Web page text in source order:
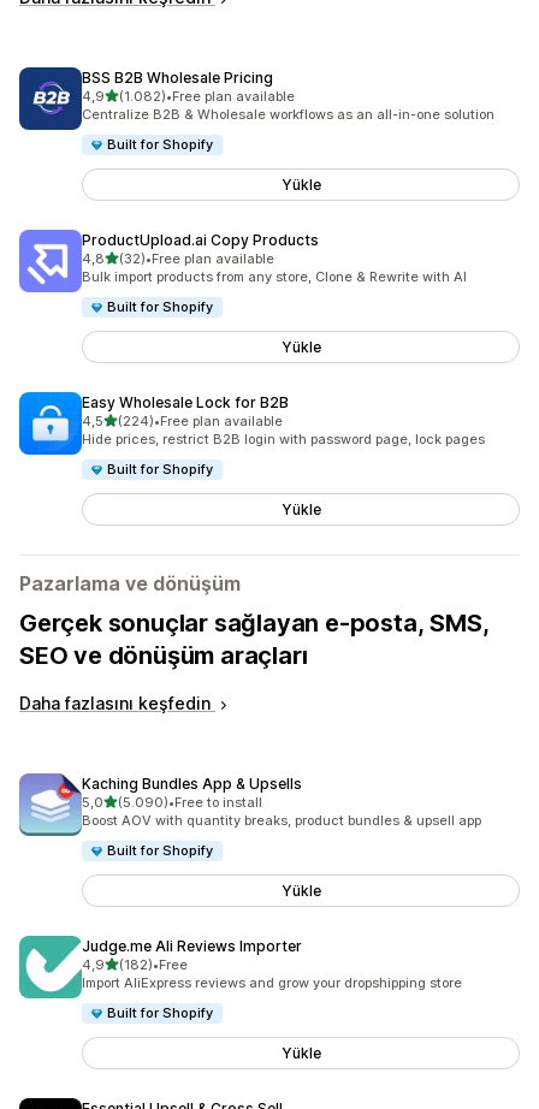
BSS B2B Wholesale Pricing
4,95 yıldız üzerinden
(1.082)
toplam 1082 değerlendirme
•Free plan available
Centralize B2B & Wholesale workflows as an all-in-one solution
Built for Shopify
Yükle
ProductUpload.ai Copy Products
4,85 yıldız üzerinden
(32)
toplam 32 değerlendirme
•Free plan available
Bulk import products from any store, Clone & Rewrite with AI
Built for Shopify
Yükle
Easy Wholesale Lock for B2B
4,55 yıldız üzerinden
(224)
toplam 224 değerlendirme
•Free plan available
Hide prices, restrict B2B login with password page, lock pages
Built for Shopify
Yükle
Pazarlama ve dönüşüm
Gerçek sonuçlar sağlayan e-posta, SMS,
SEO ve dönüşüm araçları
Daha fazlasını keşfedin
Kaching Bundles App & Upsells
5,05 yıldız üzerinden
(5.090)
toplam 5090 değerlendirme
•Free to install
Boost AOV with quantity breaks, product bundles & upsell app
Built for Shopify
Yükle
Judge.me Ali Reviews Importer
4,95 yıldız üzerinden
(182)
toplam 182 değerlendirme
•Free
Import AliExpress reviews and grow your dropshipping store
Built for Shopify
Yükle